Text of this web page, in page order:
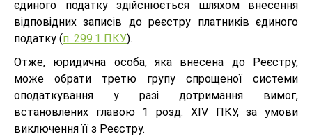
єдиного податку здійснюється шляхом внесення
відповідних записів до реєстру платників єдиного
податку (п. 299.1 ПКУ).
Отже, юридична особа, яка внесена до Реєстру,
може обрати третю групу спрощеної системи
оподаткування у разі дотримання вимог,
встановлених главою 1 розд. XIV ПКУ, за умови
виключення її з Реєстру.